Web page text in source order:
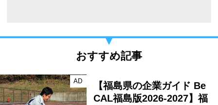
おすすめ記事
AD
【福島県の企業ガイド Be
CAL福島版2026-2027】福